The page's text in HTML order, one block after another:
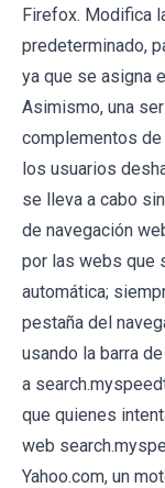
Firefox. Modifica
predeterminado,
ya que se asigna
Asimismo, una
complementos de
los usuarios
se lleva a cabo
de navegación
por las webs que
automática;
pestaña del
usando la barra
a
que quienes
web
Yahoo.com, un